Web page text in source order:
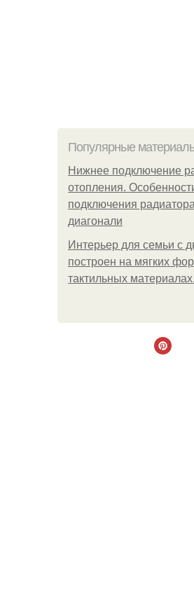
Популярные
Нижнее подключение
отопления.
подключения
диагонали
Интерьер для семьи с
построен на мягких
тактильных материалах.